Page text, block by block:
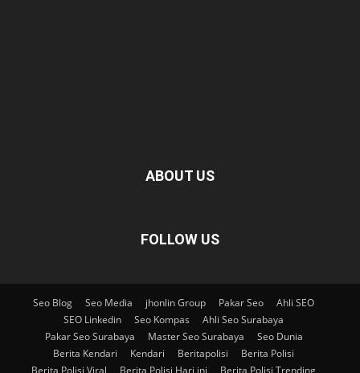
ABOUT US
FOLLOW US
Seo Blog Seo Media jhonlin Group Pakar Seo
Ahli SEO
SEO Linkedin
Seo Kompas
Ahli Seo Surabaya
Pakar Seo Surabaya
Master Seo Surabaya
Seo Dunia
Berita Kendari
Kendari Beritapolisi
Berita Polisi